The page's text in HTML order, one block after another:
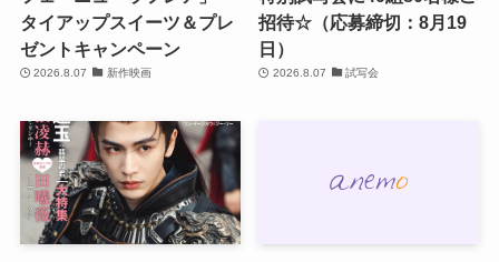
新着記事
映画『レディ・オア・ノッ
ト2』公開記念 神戸・カ
タリー映画『戦場0地点』